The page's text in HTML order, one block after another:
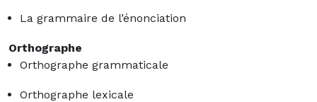
La grammaire de l’énonciation
Orthographe
Orthographe grammaticale
Orthographe lexicale